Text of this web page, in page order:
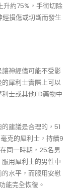
升約75%，手術切除
損傷或切斷而發生
神經儘可能不受影
犀利士實際上可以
士或其他ED藥物中
建議是合理的，51
克的犀利士，持續9
同一時期，25名男
用犀利士的男性中
水平，而服用安慰
能完全恢復。